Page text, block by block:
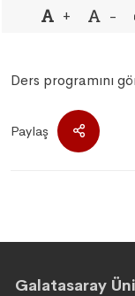
+ -
Ders programını
Paylaş
Galatasaray